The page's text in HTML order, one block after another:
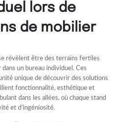
lors de
de mobilier
révèlent être des terrains fertiles
un bureau individuel. Ces
unique de découvrir des solutions
fonctionnalité, esthétique et
dans les allées, où chaque stand
et d’ingéniosité.